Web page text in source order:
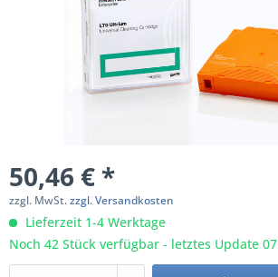
50,46 € *
zzgl. MwSt.zzgl. Versandkosten
Lieferzeit 1-4 Werktage
Noch 42 Stück verfügbar - letztes Update